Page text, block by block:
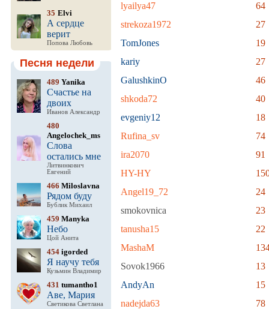
35 Elvi
А сердце
верит
Попова Любовь
Песня недели
489 Yanika
Счастье на
двоих
Иванов Александр
480
Angelochek_ms
Слова
остались мне
Литвинкович
Евгений
466 Miloslavna
Рядом буду
Бублик Михаил
459 Manyka
Небо
Цой Анита
454 igorded
Я научу тебя
Кузьмин Владимир
431 tumantho1
Аве, Мария
Светикова Светлана
lyailya47
64
strekoza1972
27
TomJones
19
kariy
27
GalushkinO
46
shkoda72
40
evgeniy12
18
Rufina_sv
74
ira2070
91
HY-HY
Angel19_72
24
smokovnica
23
tanusha15
22
MashaM
Sovok1966
13
AndyAn
15
nadejda63
78